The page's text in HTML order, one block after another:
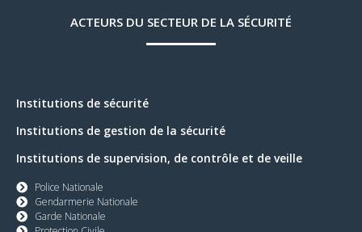
ACTEURS DU SECTEUR DE LA SÉCURITÉ
Institutions de sécurité
Institutions de gestion de la sécurité
Institutions de supervision, de contrôle et de veille
Police Nationale
Gendarmerie Nationale
Garde Nationale